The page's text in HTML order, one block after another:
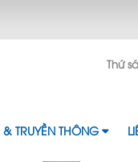
Thứ
& TRUYỀN THÔNG